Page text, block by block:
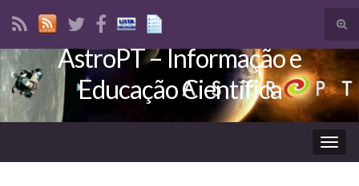
Search for:
AstroPT – Informação e
Educação Científica